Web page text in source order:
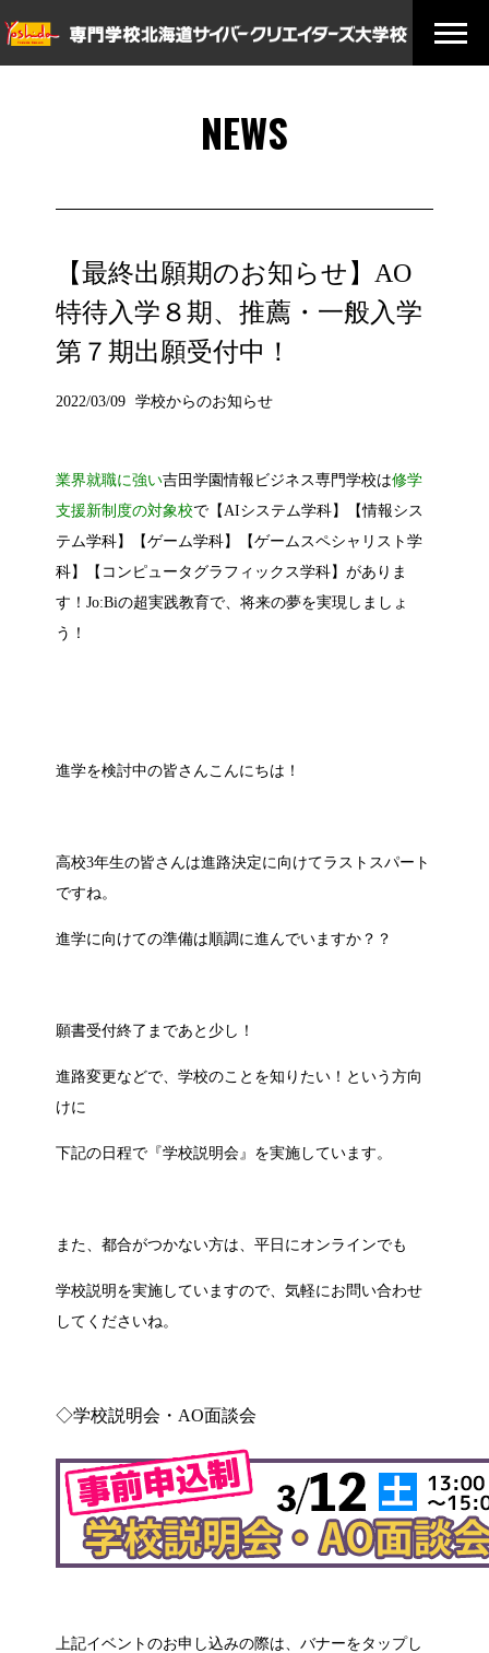
NEWS
【最終出願期のお知らせ】AO
特待入学８期、推薦・一般入学
第７期出願受付中！
2022/03/09 学校からのお知らせ
業界就職に強い吉田学園情報ビジネス専門学校は修学
支援新制度の対象校で【AIシステム学科】【情報シス
テム学科】【ゲーム学科】【ゲームスペシャリスト学
科】【コンピュータグラフィックス学科】がありま
す！Jo:Biの超実践教育で、将来の夢を実現しましょ
う！
進学を検討中の皆さんこんにちは！
高校3年生の皆さんは進路決定に向けてラストスパート
ですね。
進学に向けての準備は順調に進んでいますか？？
願書受付終了まであと少し！
進路変更などで、学校のことを知りたい！という方向
けに
下記の日程で『学校説明会』を実施しています。
また、都合がつかない方は、平日にオンラインでも
学校説明を実施していますので、気軽にお問い合わせ
してくださいね。
◇学校説明会・AO面談会
上記イベントのお申し込みの際は、バナーをタップし